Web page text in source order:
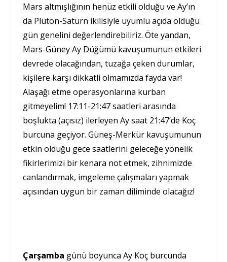
Mars altmışlığının henüz etkili olduğu ve Ay’ın
da Plüton-Satürn ikilisiyle uyumlu açıda olduğu
gün genelini değerlendirebiliriz. Öte yandan,
Mars-Güney Ay Düğümü kavuşumunun etkileri
devrede olacağından, tuzağa çeken durumlar,
kişilere karşı dikkatli olmamızda fayda var!
Alaşağı etme operasyonlarına kurban
gitmeyelim! 17:11-21:47 saatleri arasında
boşlukta (açısız) ilerleyen Ay saat 21:47’de Koç
burcuna geçiyor. Güneş-Merkür kavuşumunun
etkin olduğu gece saatlerini geleceğe yönelik
fikirlerimizi bir kenara not etmek, zihnimizde
canlandırmak, imgeleme çalışmaları yapmak
açısından uygun bir zaman diliminde olacağız!
Çarşamba günü boyunca Ay Koç burcunda